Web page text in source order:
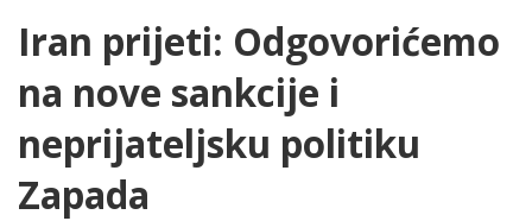
Iran prijeti: Odgovorićemo
na nove sankcije i
neprijateljsku politiku
Zapada